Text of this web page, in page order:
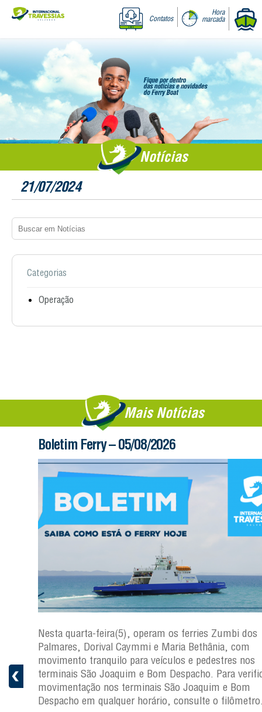
Contatos
Hora
marcada
Notícias
21/07/2024
Categorias
Operação
Mais Notícias
a
Boletim Ferry – 05/08/2026
Nesta quarta-feira(5), operam os ferries Zumbi dos
Palmares, Dorival Caymmi e Maria Bethânia, com
movimento tranquilo para veículos e pedestres nos
terminais São Joaquim e Bom Despacho. Para
movimentação nos terminais São Joaquim e Bom
Despacho em qualquer horário, consulte o